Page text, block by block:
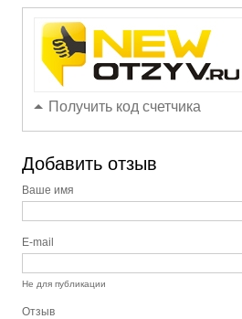
Получить код счетчика
Добавить отзыв
Ваше имя
E-mail
Не для публикации
Отзыв